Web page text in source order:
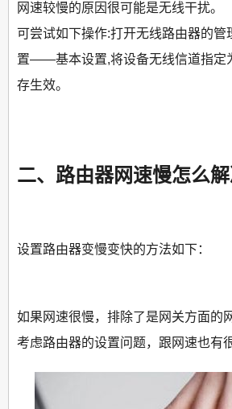
网速较慢的原因很可能是无线干扰。
可尝试如下操作:打开无线路由器的管
置——基本设置,将设备无线信道指定
存生效。
二、路由器网速慢怎么
设置路由器变慢变快的方法如下：
如果网速很慢，排除了是网关方面的
考虑路由器的设置问题，跟网速也有